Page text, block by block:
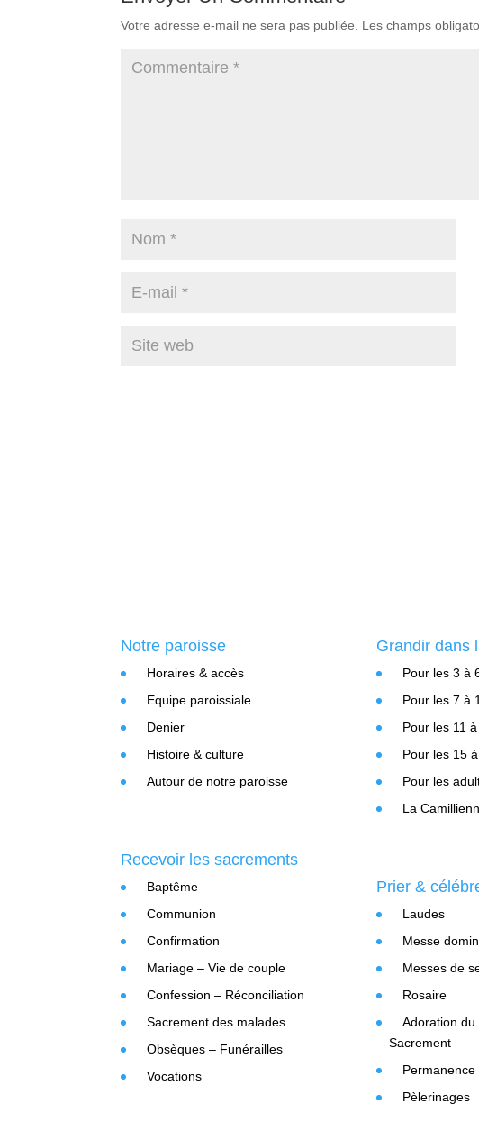
Votre adresse e-mail ne sera pas publiée. Les champs
Notre paroisse
Horaires & accès
Equipe paroissiale
Denier
Histoire & culture
Autour de notre paroisse
Recevoir les sacrements
Baptême
Communion
Confirmation
Mariage – Vie de couple
Confession – Réconciliation
Sacrement des malades
Obsèques – Funérailles
Vocations
Grandir dans
Pour les 3 à
Pour les 7 à
Pour les 11
Pour les 15
Pour les
La
Prier &
Laudes
Messe
Messes de
Rosaire
Adoration du
Sacrement
Pèlerinages